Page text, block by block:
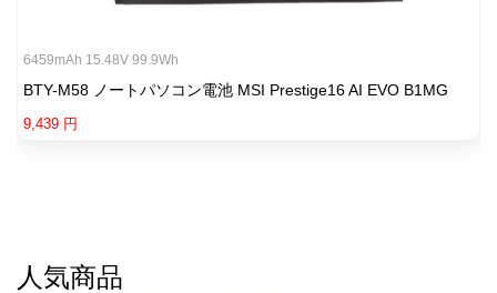
6459mAh 15.48V 99.9Wh
BTY-M58 ノートパソコン電池 MSI Prestige16 AI EVO B1MG
9,439 円
人気商品